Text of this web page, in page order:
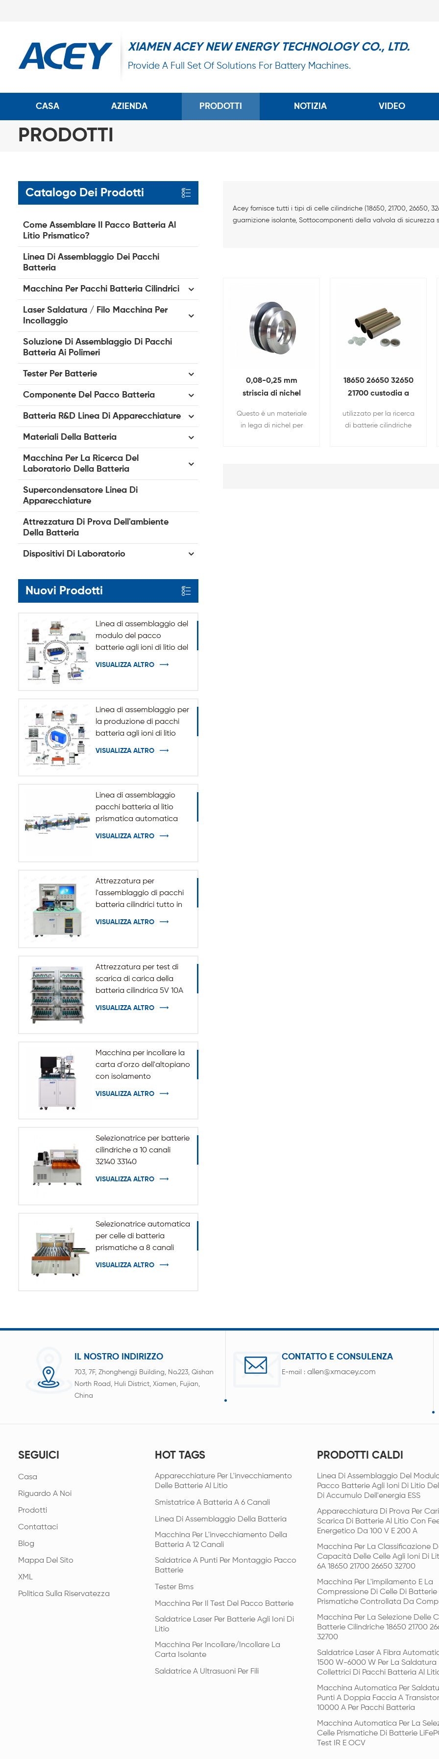
XIAMEN ACEY NEW ENERGY TECHNOLOGY CO., LTD.
Provide A Full Set Of Solutions For Battery Machines.
CASA AZIENDA PRODOTTI NOTIZIA VIDEO
PRODOTTI
Catalogo Dei Prodotti
Come Assemblare Il Pacco Batteria Al
Litio Prismatico?
Linea Di Assemblaggio Dei Pacchi
Batteria
Macchina Per Pacchi Batteria Cilindrici
Laser Saldatura / Filo Macchina Per
Incollaggio
Soluzione Di Assemblaggio Di Pacchi
Batteria Ai Polimeri
Tester Per Batterie
Componente Del Pacco Batteria
Batteria R&D Linea Di Apparecchiature
Materiali Della Batteria
Macchina Per La Ricerca Del
Laboratorio Della Batteria
Supercondensatore Linea Di
Apparecchiature
Attrezzatura Di Prova Dell'ambiente
Della Batteria
Dispositivi Di Laboratorio
Nuovi Prodotti
Linea di assemblaggio del
modulo del pacco
batterie agli ioni di litio del
VISUALIZZA ALTRO
Linea di assemblaggio per
la produzione di pacchi
batteria agli ioni di litio
VISUALIZZA ALTRO
Linea di assemblaggio
pacchi batteria al litio
prismatica automatica
VISUALIZZA ALTRO
Attrezzatura per
l'assemblaggio di pacchi
batteria cilindrici tutto in
VISUALIZZA ALTRO
Attrezzatura per test di
scarica di carica della
batteria cilindrica 5V 10A
VISUALIZZA ALTRO
Macchina per incollare la
carta d'orzo dell'altopiano
con isolamento
VISUALIZZA ALTRO
Selezionatrice per batterie
cilindriche a 10 canali
32140 33140
VISUALIZZA ALTRO
Selezionatrice automatica
per celle di batteria
prismatiche a 8 canali
VISUALIZZA ALTRO
Acey fornisce tutti i tipi di celle cilindriche (18650, 21700, 26650,
guarnizione isolante, Sottocomponenti della valvola di sicurezza
0,08-0,25 mm
striscia di nichel
Questo è un materiale
in lega di nichel per
18650 26650 32650
21700 custodia a
batteria Con Anti-
utilizzato per la ricerca
di batterie cilindriche
IL NOSTRO INDIRIZZO
703, 7F, Zhonghengji Building, No.223, Qishan
North Road, Huli District, Xiamen, Fujian,
China
CONTATTO E CONSULENZA
E-mail :allen@xmacey.com
SEGUICI
Casa
Riguardo A Noi
Prodotti
Contattaci
Blog
Mappa Del Sito
XML
Politica Sulla Riservatezza
HOT TAGS
Apparecchiature Per L'invecchiamento
Delle Batterie Al Litio
Smistatrice A Batteria A 6 Canali
Linea Di Assemblaggio Della Batteria
Macchina Per L'invecchiamento Della
Batteria A 12 Canali
Saldatrice A Punti Per Montaggio Pacco
Batterie
Tester Bms
Macchina Per Il Test Del Pacco Batterie
Saldatrice Laser Per Batterie Agli Ioni Di
Litio
Macchina Per Incollare/incollare La
Carta Isolante
Saldatrice A Ultrasuoni Per Fili
PRODOTTI CALDI
Linea Di Assemblaggio Del
Pacco Batterie Agli Ioni Di Litio
Di Accumulo Dell'energia ESS
Apparecchiatura Di Prova Per
Scarica Di Batterie Al Litio Con
Energetico Da 100 V E 200 A
Macchina Per La Classificazione
Capacità Delle Celle Agli Ioni Di
6A 18650 21700 26650 32700
Macchina Per L'impilamento E La
Compressione Di Celle Di Batterie
Prismatiche Controllata Da
Macchina Per La Selezione Delle
Batterie Cilindriche 18650 21700
32700
Saldatrice Laser A Fibra
1500 W-6000 W Per La Saldatura
Collettrici Di Pacchi Batteria Al
Macchina Automatica Per
Punti A Doppia Faccia A
10000 A Per Pacchi Batteria
Macchina Automatica Per La
Celle Prismatiche Di Batterie
Test IR E OCV